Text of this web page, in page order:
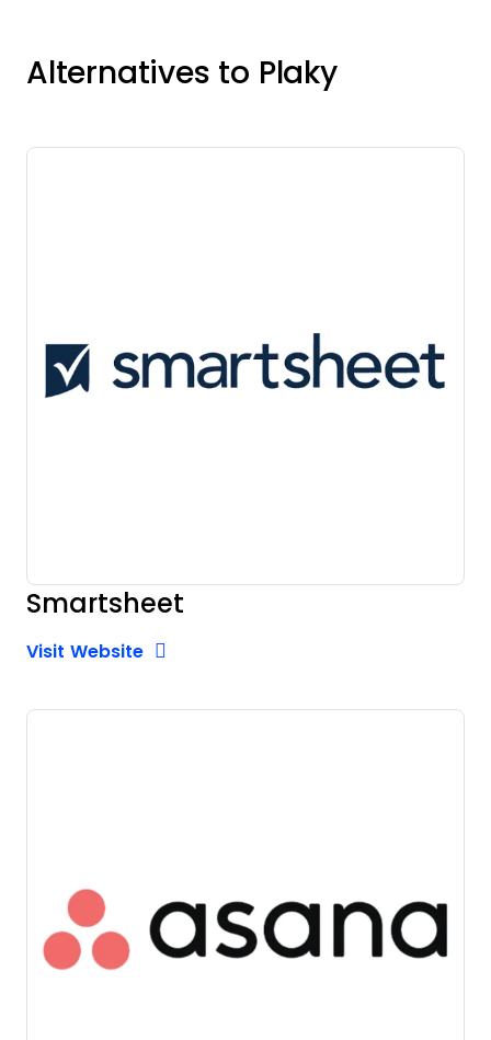
Alternatives to Plaky
Smartsheet
Visit WebsiteOpens New Window